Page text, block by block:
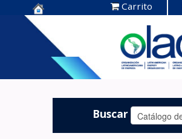
Centro de
Documentación
OLADE -
Carrito
Buscar